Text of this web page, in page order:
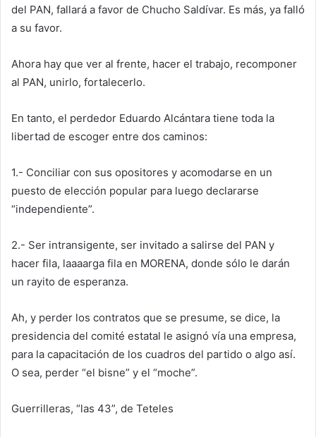
del PAN, fallará a favor de Chucho Saldívar. Es más, ya falló
a su favor.
Ahora hay que ver al frente, hacer el trabajo, recomponer
al PAN, unirlo, fortalecerlo.
En tanto, el perdedor Eduardo Alcántara tiene toda la
libertad de escoger entre dos caminos:
1.- Conciliar con sus opositores y acomodarse en un
puesto de elección popular para luego declararse
“independiente”.
2.- Ser intransigente, ser invitado a salirse del PAN y
hacer fila, laaaarga fila en MORENA, donde sólo le darán
un rayito de esperanza.
Ah, y perder los contratos que se presume, se dice, la
presidencia del comité estatal le asignó vía una empresa,
para la capacitación de los cuadros del partido o algo así.
O sea, perder “el bisne” y el “moche”.
Guerrilleras, “las 43”, de Teteles